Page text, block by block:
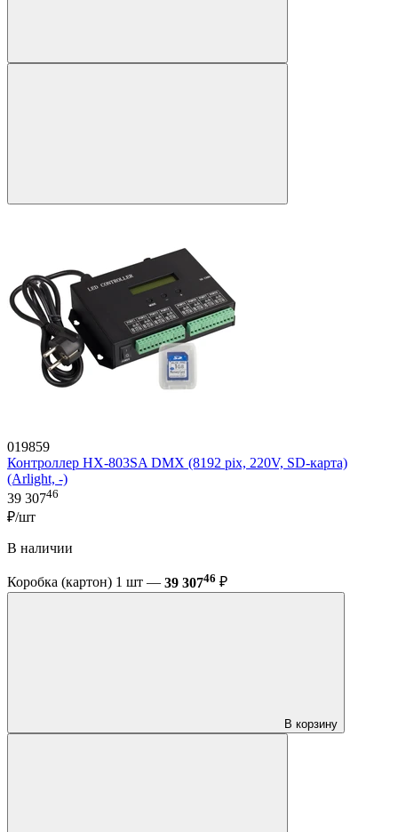
019859
Контроллер HX-803SA DMX (8192 pix, 220V, SD-карта)
(Arlight, -)
39 30746
₽/шт
В наличии
Коробка (картон) 1 шт — 39 30746 ₽
В корзину